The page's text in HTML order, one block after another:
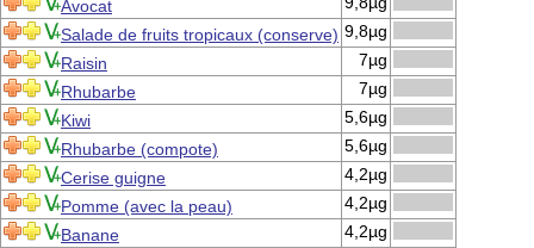
Avocat
Salade de fruits tropicaux (conserve) 9,8µg
Raisin
7µg
Rhubarbe
7µg
Kiwi
5,6µg
Rhubarbe (compote)
5,6µg
Cerise guigne
4,2µg
Pomme (avec la peau)
4,2µg
Banane
4,2µg